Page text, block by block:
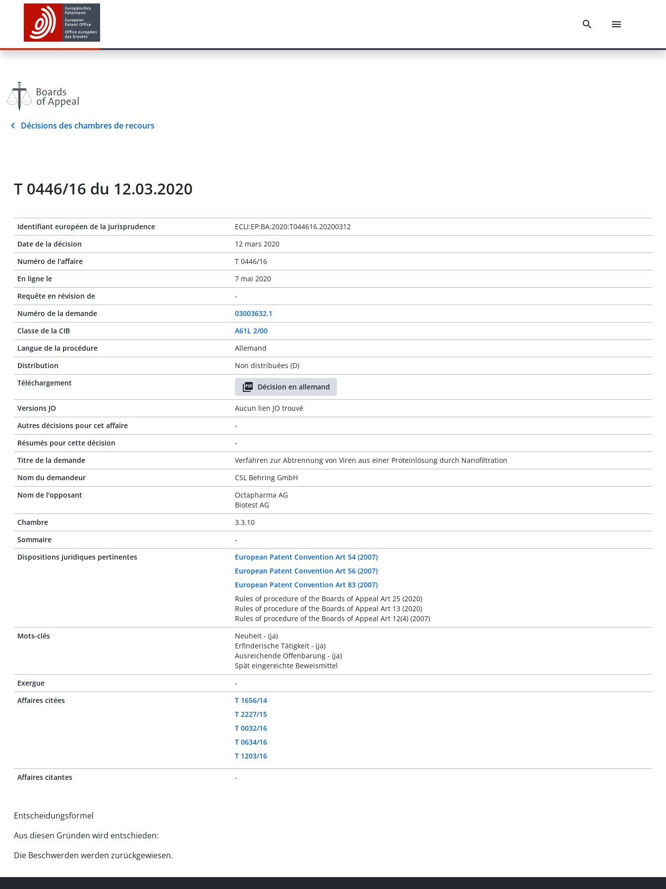
Décisions des chambres de recours
T 0446/16 du 12.03.2020
Identifiant européen de la jurisprudence
ECLI:EP:BA:2020:T044616.20200312
Date de la décision
12 mars 2020
Numéro de l'affaire
T 0446/16
En ligne le
7 mai 2020
Requête en révision de
-
Numéro de la demande
03003632.1
Classe de la CIB
A61L 2/00
Langue de la procédure
Allemand
Distribution
Non distribuées (D)
Téléchargement
Décision en allemand
Versions JO
Aucun lien JO trouvé
Autres décisions pour cet affaire
-
Résumés pour cette décision
-
Titre de la demande
Verfahren zur Abtrennung von Viren aus einer Proteinlösung durch Nanofiltration
Nom du demandeur
CSL Behring GmbH
Nom de l'opposant
Octapharma AG
Biotest AG
Chambre
3.3.10
Sommaire
-
Dispositions juridiques pertinentes
European Patent Convention Art 54 (2007)
European Patent Convention Art 56 (2007)
European Patent Convention Art 83 (2007)
Rules of procedure of the Boards of Appeal Art 25 (2020)
Rules of procedure of the Boards of Appeal Art 13 (2020)
Rules of procedure of the Boards of Appeal Art 12(4) (2007)
Mots-clés
Neuheit - (ja)
Erfinderische Tätigkeit - (ja)
Ausreichende Offenbarung - (ja)
Spät eingereichte Beweismittel
Exergue
-
Affaires citées
T 1656/14
T 2227/15
T 0032/16
T 0634/16
T 1203/16
Affaires citantes -
Entscheidungsformel
Aus diesen Gründen wird entschieden:
Die Beschwerden werden zurückgewiesen.